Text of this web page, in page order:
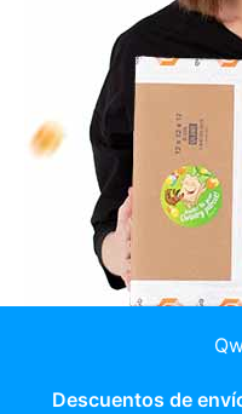
Descuentos de